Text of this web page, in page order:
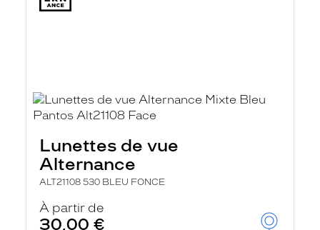
Lunettes de vue
Alternance
ALT21108 530 BLEU FONCE
À partir de
30,00 €